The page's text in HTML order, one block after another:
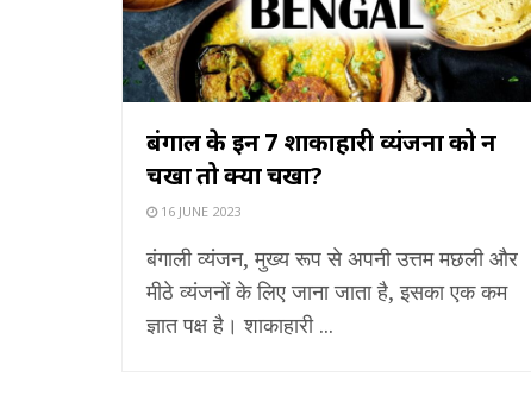
बंगाल के इन 7 शाकाहारी व्यंजनों को न
चखा तो क्या चखा?
16 JUNE 2023
बंगाली व्यंजन, मुख्य रूप से अपनी उत्तम मछली और
मीठे व्यंजनों के लिए जाना जाता है, इसका एक कम
ज्ञात पक्ष है। शाकाहारी ...